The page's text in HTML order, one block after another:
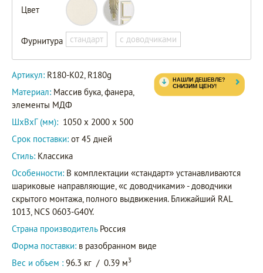
Цвет
R180-
K02
R180g
Фурнитура стандарт с доводчиками
Артикул: R180-K02, R180g
Материал: Массив бука, фанера,
элементы МДФ
ШxВxГ (мм): 1050 x 2000 x 500
Срок поставки: от 45 дней
Стиль: Классика
Особенности: В комплектации «стандарт» устанавливаются
шариковые направляющие, «с доводчиками» - доводчики
скрытого монтажа, полного выдвижения. Ближайший RAL
1013, NCS 0603-G40Y.
Страна производитель Россия
Форма поставки: в разобранном виде
Вес и объем : 96.3 кг / 0.39 м3